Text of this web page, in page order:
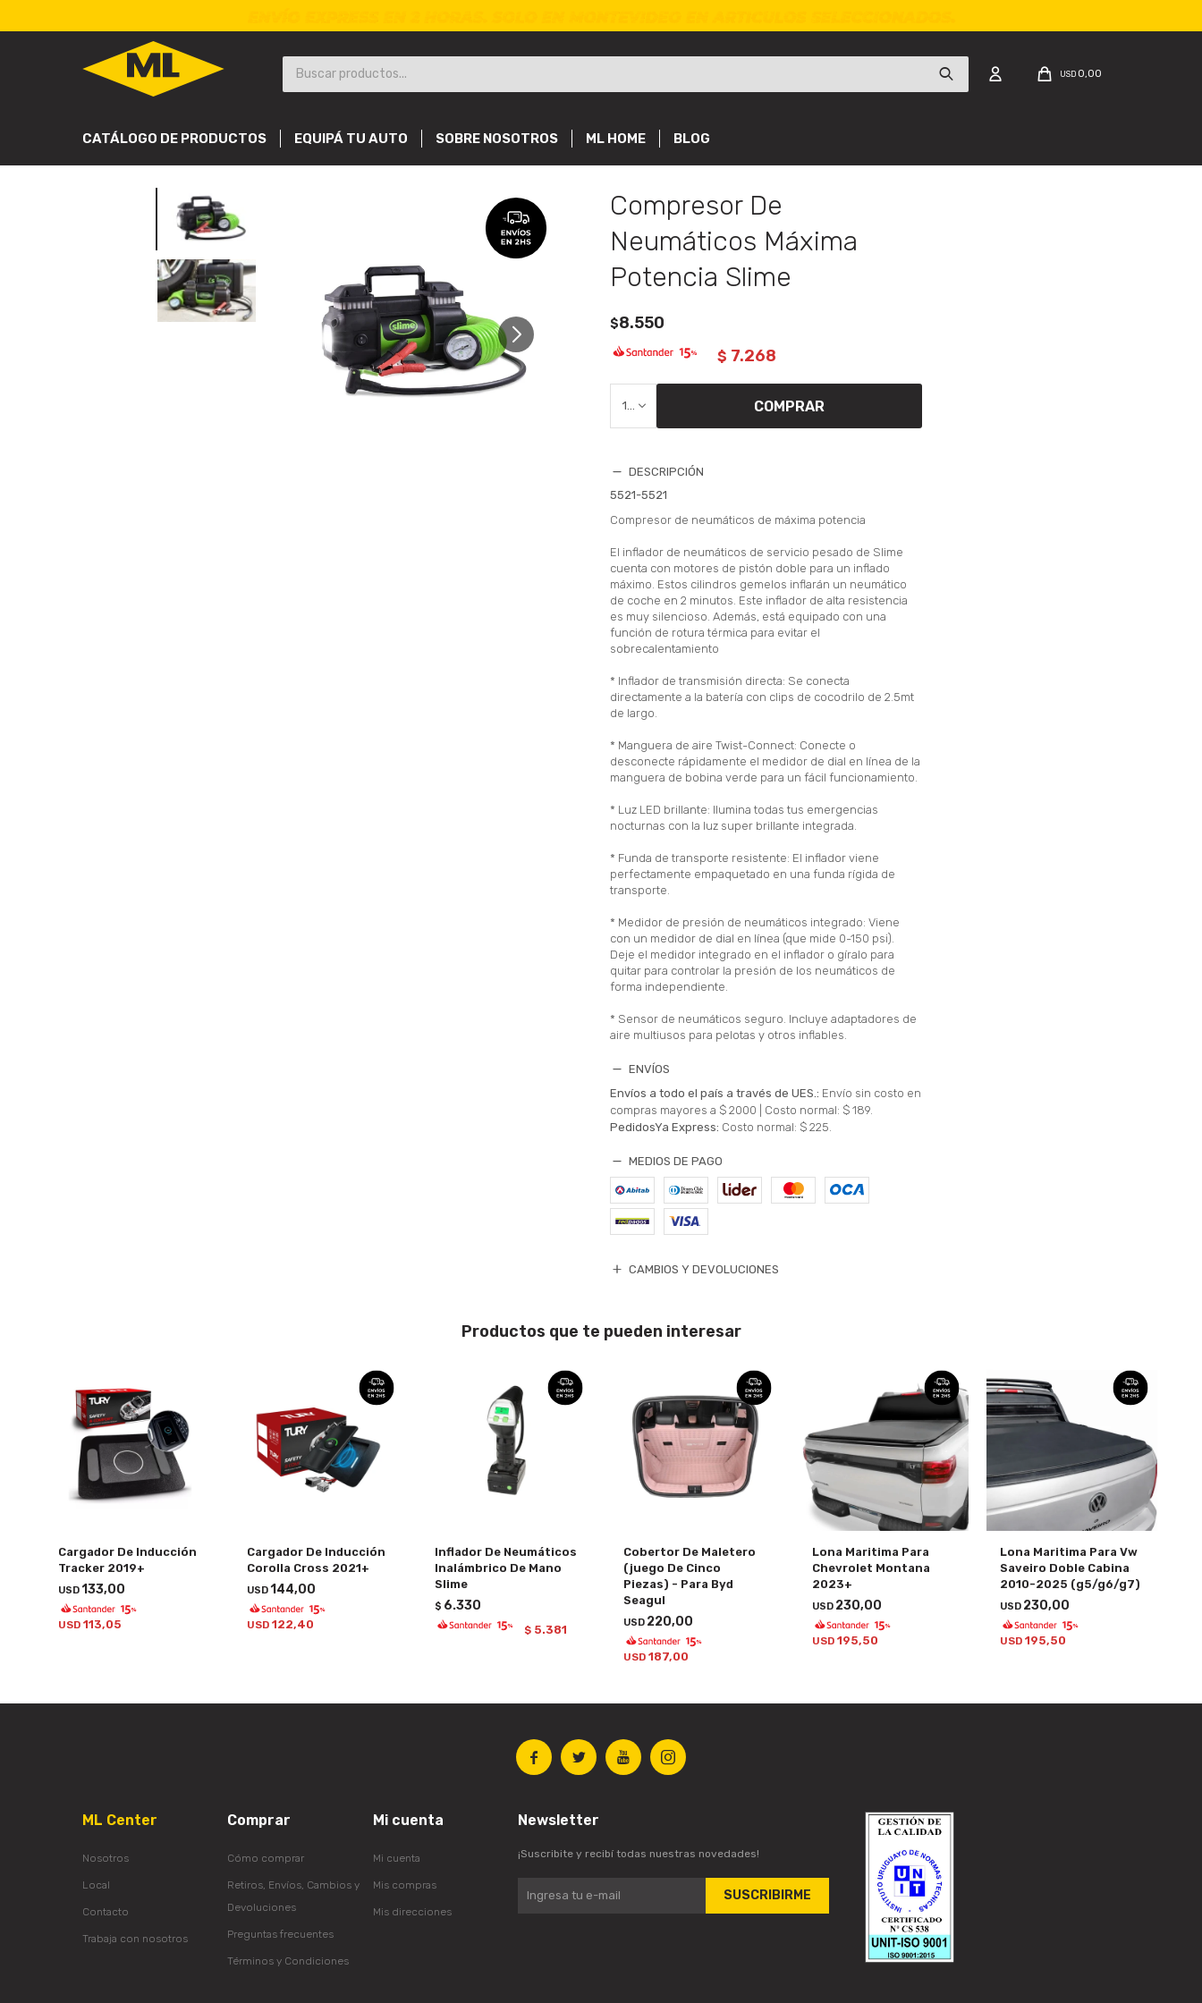
CATÁLOGO DE PRODUCTOS EQUIPÁ TU AUTO SOBRE NOSOTROS ML HOME BLOG
USD 0,00
Compresor De
Neumáticos Máxima
Potencia Slime
$8.550
$ 7.268
COMPRAR
DESCRIPCIÓN
5521-5521
Compresor de neumáticos de máxima potencia
El inflador de neumáticos de servicio pesado de Slime
cuenta con motores de pistón doble para un inflado
máximo. Estos cilindros gemelos inflarán un neumático
de coche en 2 minutos. Este inflador de alta resistencia
es muy silencioso. Además, está equipado con una
función de rotura térmica para evitar el
sobrecalentamiento
* Inflador de transmisión directa: Se conecta
directamente a la batería con clips de cocodrilo de 2.5mt
de largo.
* Manguera de aire Twist-Connect: Conecte o
desconecte rápidamente el medidor de dial en línea de la
manguera de bobina verde para un fácil funcionamiento.
* Luz LED brillante: Ilumina todas tus emergencias
nocturnas con la luz super brillante integrada.
* Funda de transporte resistente: El inflador viene
perfectamente empaquetado en una funda rígida de
transporte.
* Medidor de presión de neumáticos integrado: Viene
con un medidor de dial en línea (que mide 0-150 psi).
Deje el medidor integrado en el inflador o gíralo para
quitar para controlar la presión de los neumáticos de
forma independiente.
* Sensor de neumáticos seguro. Incluye adaptadores de
aire multiusos para pelotas y otros inflables.
ENVÍOS
Envíos a todo el país a través de UES.: Envío sin costo en
compras mayores a $ 2000 | Costo normal: $ 189.
PedidosYa Express: Costo normal: $ 225.
MEDIOS DE PAGO
CAMBIOS Y DEVOLUCIONES
Productos que te pueden interesar
Cargador De Inducción
Tracker 2019+
USD133,00
USD 113,05
Cargador De Inducción
Corolla Cross 2021+
USD144,00
USD 122,40
Inflador De Neumáticos
Inalámbrico De Mano
Slime
$ 6.330
$ 5.381
Cobertor De Maletero
(juego De Cinco
Piezas) - Para Byd
Seagul
USD 220,00
USD 187,00
Lona Maritima Para
Chevrolet Montana
2023+
USD 230,00
USD 195,50
Lona Maritima Para Vw
Saveiro Doble Cabina
2010-2025 (g5/g6/g7)
USD 230,00
USD 195,50
   
ML Center
Nosotros
Local
Contacto
Trabaja con nosotros
Comprar
Cómo comprar
Retiros, Envíos, Cambios y
Devoluciones
Preguntas frecuentes
Términos y Condiciones
Mi cuenta
Mi cuenta
Mis compras
Mis direcciones
Newsletter
¡Suscribite y recibí todas nuestras novedades!
SUSCRIBIRME